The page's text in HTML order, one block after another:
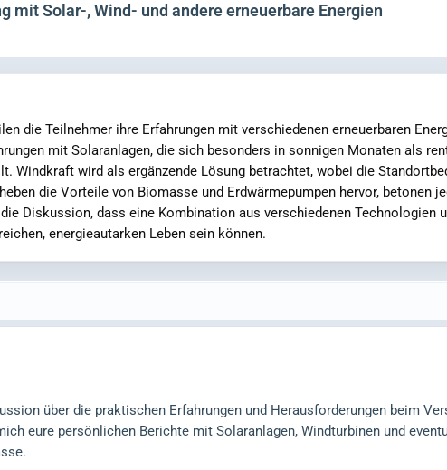
mit Solar-, Wind- und andere erneuerbare Energien
die Teilnehmer ihre Erfahrungen mit verschiedenen erneuerbaren
mit Solaranlagen, die sich besonders in sonnigen Monaten als
Windkraft wird als ergänzende Lösung betrachtet, wobei die
die Vorteile von Biomasse und Erdwärmepumpen hervor, betonen
Diskussion, dass eine Kombination aus verschiedenen Technologien
energieautarken Leben sein können.
über die praktischen Erfahrungen und Herausforderungen beim
eure persönlichen Berichte mit Solaranlagen, Windturbinen und